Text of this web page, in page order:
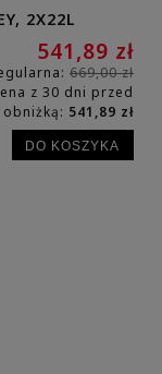
2X22L
541,89 zł
669,00 zł
z 30 dni przed
obniżką: 541,89 zł
DO KOSZYKA